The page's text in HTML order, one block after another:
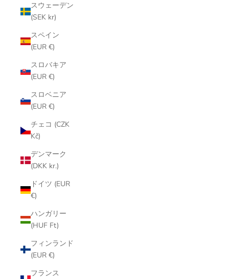
スウェーデン
(SEK kr)
スペイン
(EUR €)
スロバキア
(EUR €)
スロベニア
(EUR €)
チェコ (CZK
Kč)
デンマーク
(DKK kr.)
ドイツ (EUR
€)
ハンガリー
(HUF Ft)
フィンランド
(EUR €)
フランス